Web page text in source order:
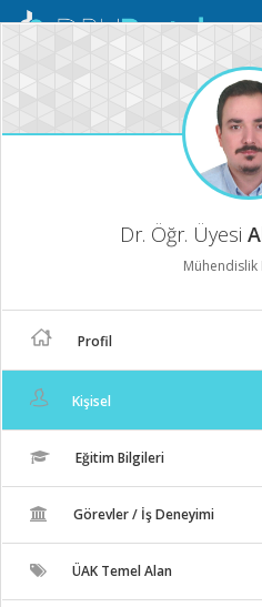
Dr. Öğr. Üyesi
Mühendislik
Profil
Kişisel
Eğitim Bilgileri
Görevler / İş Deneyimi
ÜAK Temel Alan